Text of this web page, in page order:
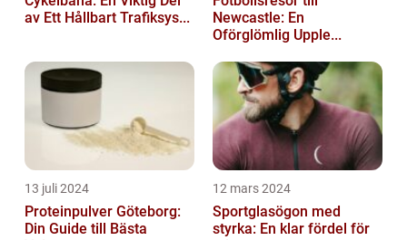
av Ett Hållbart Trafiksys...
Newcastle: En
Oförglömlig Upple...
13 juli 2024
Proteinpulver Göteborg:
Din Guide till Bästa
12 mars 2024
Sportglasögon med
styrka: En klar fördel för